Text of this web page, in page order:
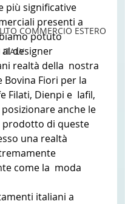
COMMERCIO ESTERO
più significative
presenti a
potuto
designer
realtà della  nostra
Bovina Fiori per la
Filati, Dienpi e  Iafil,
anche le
di queste
una realtà
come la  moda
italiani a